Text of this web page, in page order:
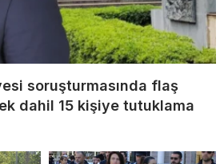
soruşturmasında flaş
dahil 15 kişiye tutuklama